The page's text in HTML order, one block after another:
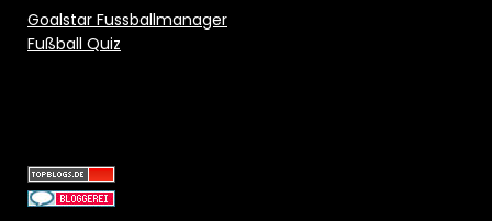
Goalstar Fussballmanager
Fußball Quiz